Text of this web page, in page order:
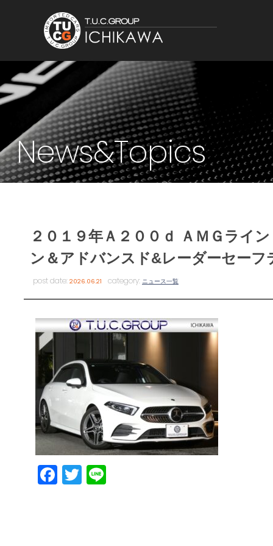
News&Topics
２０１９年Ａ２００ｄ ＡＭＧライ
ン＆アドバンスド&レーダーセー
post date:2026.06.21 category: ニュース一覧
Facebook
Twitter